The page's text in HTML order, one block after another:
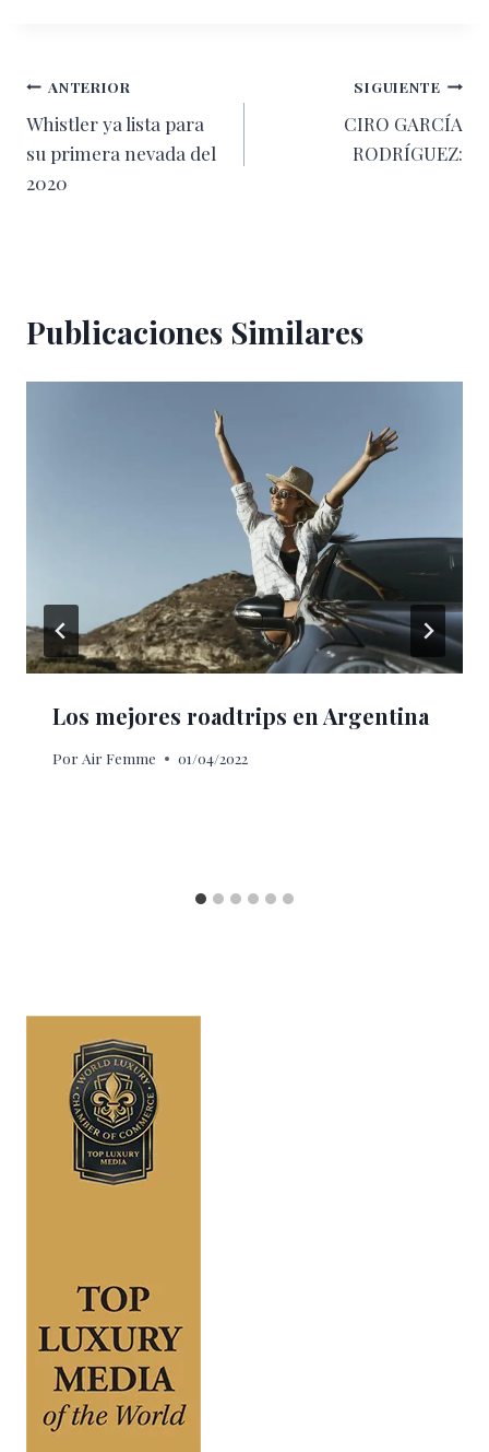
Navegación
de
entradas
ANTERIOR
Whistler ya lista para
su primera nevada del
2020
SIGUIENTE
CIRO GARCÍA
RODRÍGUEZ:
Publicaciones Similares
Los mejores roadtrips en Argentina
Por Air Femme 01/04/2022